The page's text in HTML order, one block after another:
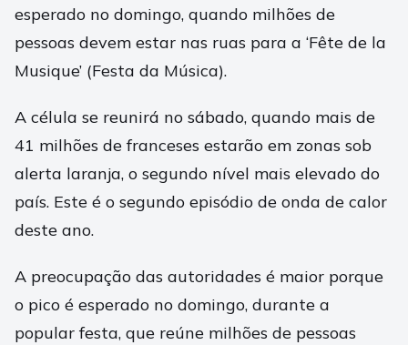
esperado no domingo, quando milhões de
pessoas devem estar nas ruas para a ‘Fête de la
Musique’ (Festa da Música).
A célula se reunirá no sábado, quando mais de
41 milhões de franceses estarão em zonas sob
alerta laranja, o segundo nível mais elevado do
país. Este é o segundo episódio de onda de calor
deste ano.
A preocupação das autoridades é maior porque
o pico é esperado no domingo, durante a
popular festa, que reúne milhões de pessoas